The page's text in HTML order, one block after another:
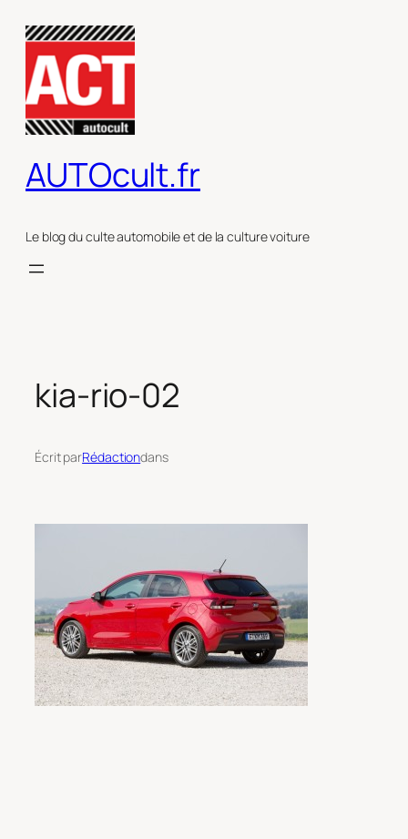
contenu
AUTOcult.fr
Le blog du culte automobile et de la culture voiture
kia-rio-02
Écrit parRédactiondans